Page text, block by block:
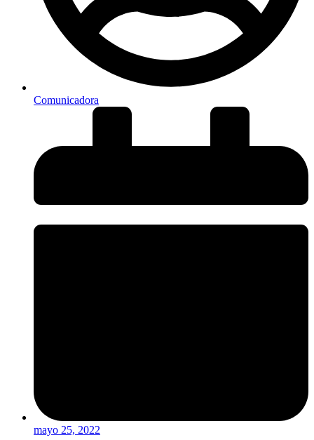
Comunicadora
mayo 25, 2022